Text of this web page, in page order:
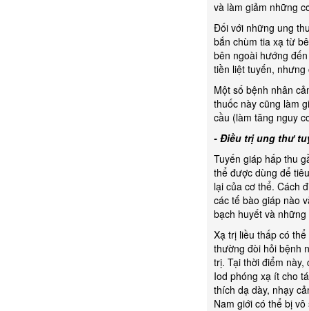
và làm giảm những
Đối với những ung
bắn chùm tia xạ từ
bên ngoài hướng
tiền liệt tuyến,
Một số bệnh nhân
thuốc này cũng làm
cầu (làm tăng nguy
- Điều trị ung thư
Tuyến giáp hấp thu
thể được dùng để
lại của cơ thể. Cách
các tế bào giáp nào
bạch huyết và
Xạ trị liều thấp có
thường đòi hỏi bệnh
trị. Tại thời điểm
Iod phóng xạ ít cho
thích dạ dày, nhạy
Nam giới có thể bị